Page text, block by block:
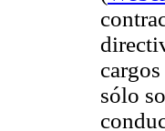
sólo